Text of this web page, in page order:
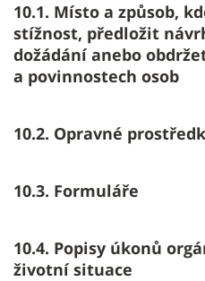
10.1. Místo a způsob,
stížnost, předložit
dožádání anebo
a povinnostech osob
10.2. Opravné
10.3. Formuláře
10.4. Popisy úkonů
životní situace